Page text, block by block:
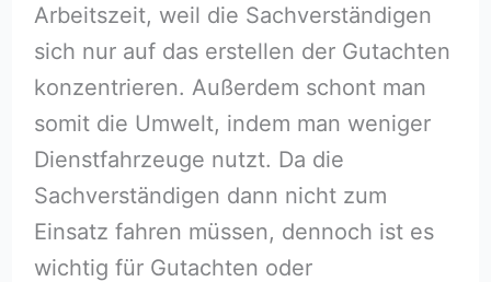
Arbeitszeit, weil die Sachverständigen
sich nur auf das erstellen der Gutachten
konzentrieren. Außerdem schont man
somit die Umwelt, indem man weniger
Dienstfahrzeuge nutzt. Da die
Sachverständigen dann nicht zum
Einsatz fahren müssen, dennoch ist es
wichtig für Gutachten oder